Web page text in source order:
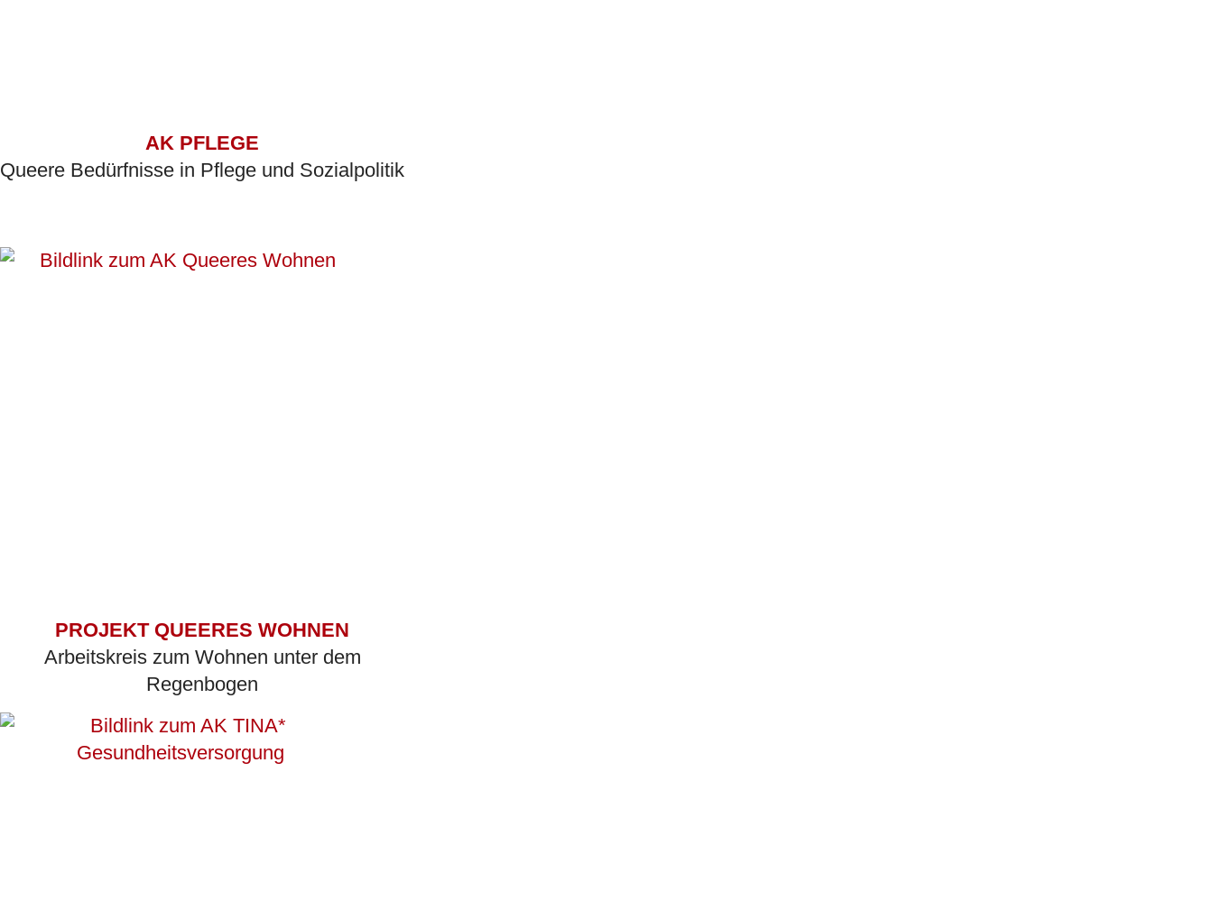
AK PFLEGE
Queere Bedürfnisse in Pflege und Sozialpolitik
PROJEKT QUEERES WOHNEN
Arbeitskreis zum Wohnen unter dem
Regenbogen